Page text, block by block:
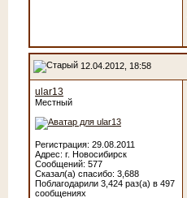
12.04.2012, 18:58
ular13
Местный
Регистрация: 29.08.2011
Адрес: г. Новосибирск
Сообщений: 577
Сказал(а) спасибо: 3,688
Поблагодарили 3,424 раз(а) в 497
сообщениях